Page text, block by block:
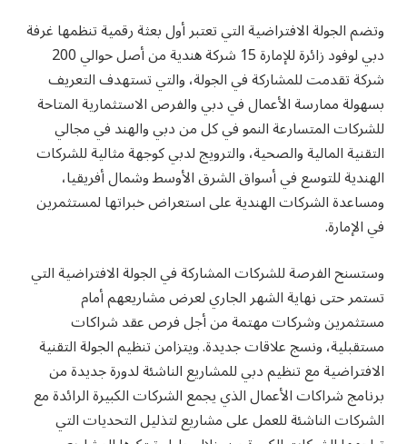
وتضم الجولة الافتراضية التي تعتبر أول بعثة رقمية تنظمها غرفة
دبي لوفود زائرة للإمارة 15 شركة هندية من أصل حوالي 200
شركة تقدمت للمشاركة في الجولة، والتي تستهدف التعريف
بسهولة ممارسة الأعمال في دبي والفرص الاستثمارية المتاحة
للشركات المتسارعة النمو في كل من دبي والهند في مجالي
التقنية المالية والصحية، والترويج لدبي كوجهة مثالية للشركات
الهندية للتوسع في أسواق الشرق الأوسط وشمال أفريقيا،
ومساعدة الشركات الهندية على استعراض خبراتها لمستثمرين
في الإمارة.
وستسنح الفرصة للشركات المشاركة في الجولة الافتراضية التي
تستمر حتى نهاية الشهر الجاري لعرض مشاريعهم أمام
مستثمرين وشركات مهتمة من أجل فرص عقد شراكات
مستقبلية، ونسج علاقات جديدة. ويتزامن تنظيم الجولة التقنية
الافتراضية مع تنظيم دبي للمشاريع الناشئة لدورة جديدة من
برنامج شراكات الأعمال الذي يجمع الشركات الكبيرة الرائدة مع
الشركات الناشئة للعمل على مشاريع لتذليل التحديات التي